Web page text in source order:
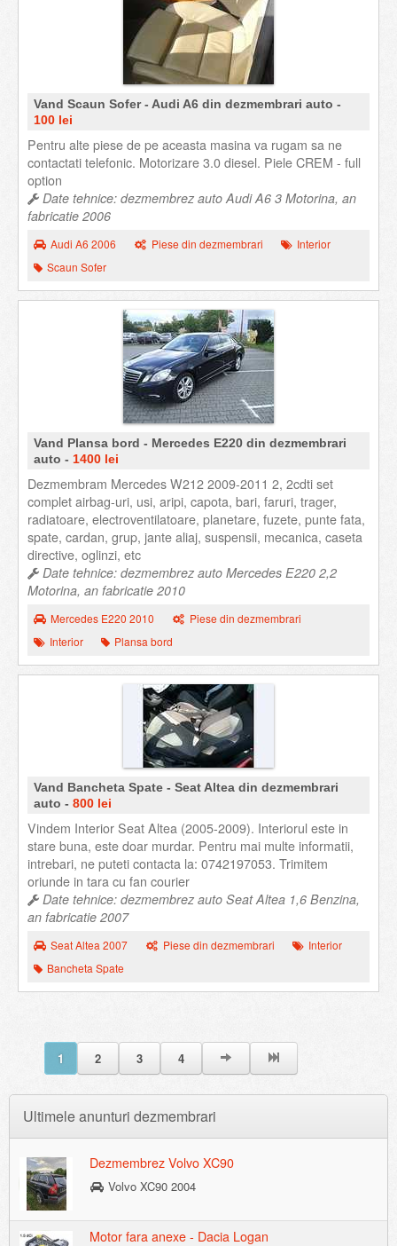
Vand Scaun Sofer - Audi A6 din dezmembrari auto -
100 lei
Pentru alte piese de pe aceasta masina va rugam sa ne
contactati telefonic. Motorizare 3.0 diesel. Piele CREM - full
option
Date tehnice: dezmembrez auto Audi A6 3 Motorina, an
fabricatie 2006
Audi A6 2006 Piese din dezmembrari
Interior
Scaun Sofer
Vand Plansa bord - Mercedes E220 din dezmembrari
auto - 1400 lei
Dezmembram Mercedes W212 2009-2011 2, 2cdti set
complet airbag-uri, usi, aripi, capota, bari, faruri, trager,
radiatoare, electroventilatoare, planetare, fuzete, punte fata,
spate, cardan, grup, jante aliaj, suspensii, mecanica, caseta
directive, oglinzi, etc
Date tehnice: dezmembrez auto Mercedes E220 2,2
Motorina, an fabricatie 2010
Mercedes E220 2010
Piese din dezmembrari
Interior
Plansa bord
Vand Bancheta Spate - Seat Altea din dezmembrari
auto - 800 lei
Vindem Interior Seat Altea (2005-2009). Interiorul este in
stare buna, este doar murdar. Pentru mai multe informatii,
intrebari, ne puteti contacta la: 0742197053. Trimitem
oriunde in tara cu fan courier
Date tehnice: dezmembrez auto Seat Altea 1,6 Benzina,
an fabricatie 2007
Seat Altea 2007 Piese din dezmembrari
Interior
Bancheta Spate
1 2 3 4
Ultimele anunturi dezmembrari
Dezmembrez Volvo XC90
Volvo XC90 2004
Motor fara anexe - Dacia Logan